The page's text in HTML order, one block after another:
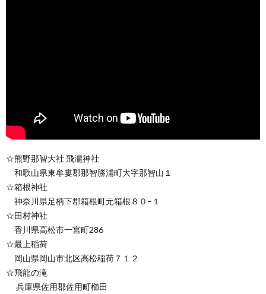
☆熊野那智大社 飛瀧神社
和歌山県東牟婁郡那智勝浦町大字那智山１
☆箱根神社
神奈川県足柄下郡箱根町元箱根８０−１
☆田村神社
香川県高松市一宮町286
☆最上稲荷
岡山県岡山市北区高松稲荷７１２
☆飛龍の滝
兵庫県佐用郡佐用町櫛田